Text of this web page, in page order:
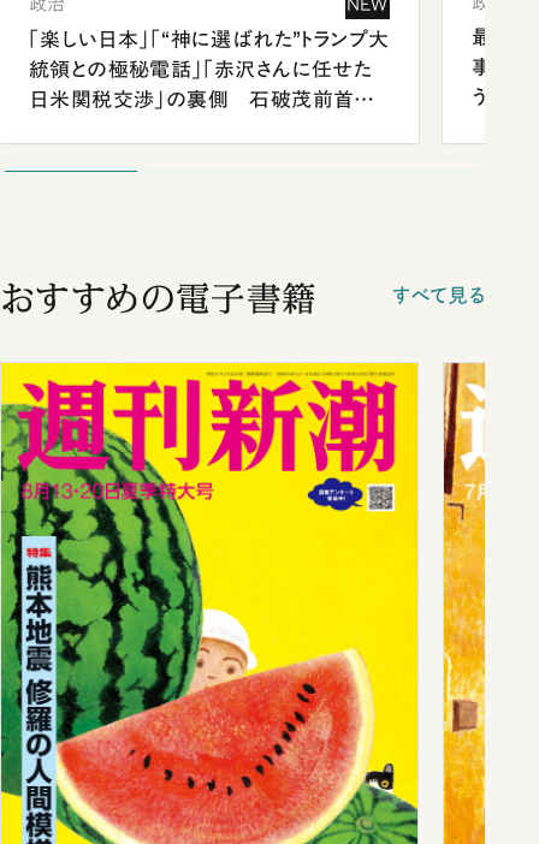
政治 NEW
「楽しい日本」「“神に選ばれた”トランプ大
統領との極秘電話」「赤沢さんに任せた
日米関税交渉」の裏側 石破茂前首相
最強
事が象
う
おすすめの電子書籍 すべて見る